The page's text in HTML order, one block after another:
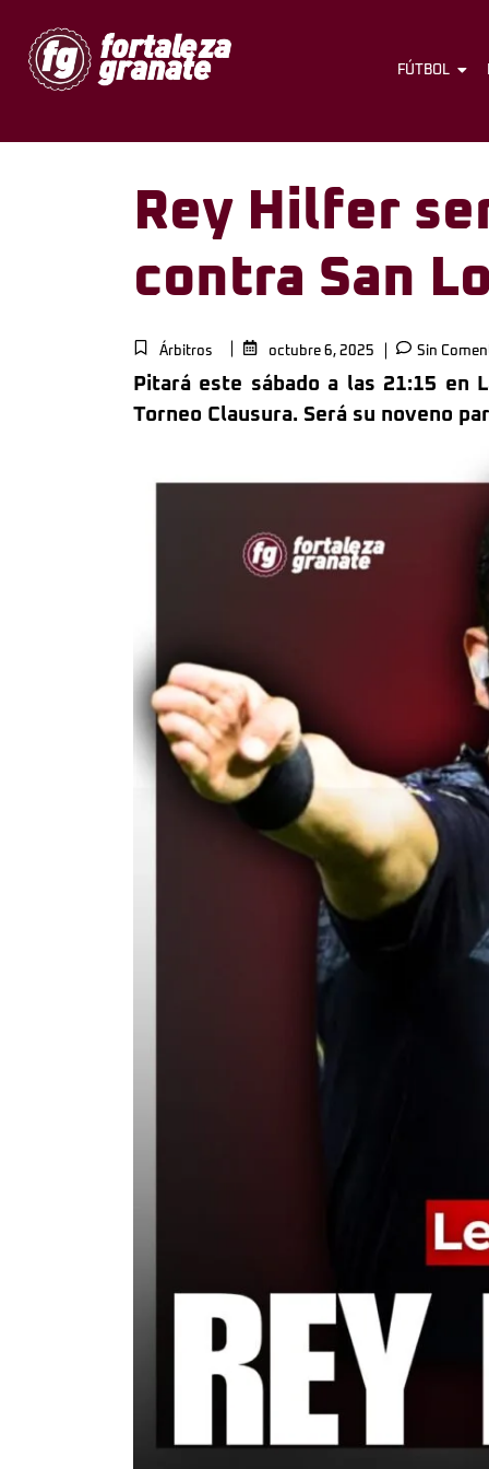
FÚTBOL
Rey Hilfer
contra San
Árbitros octubre 6, 2025 Sin
Pitará este sábado a las 21:15 en
Torneo Clausura. Será su noveno